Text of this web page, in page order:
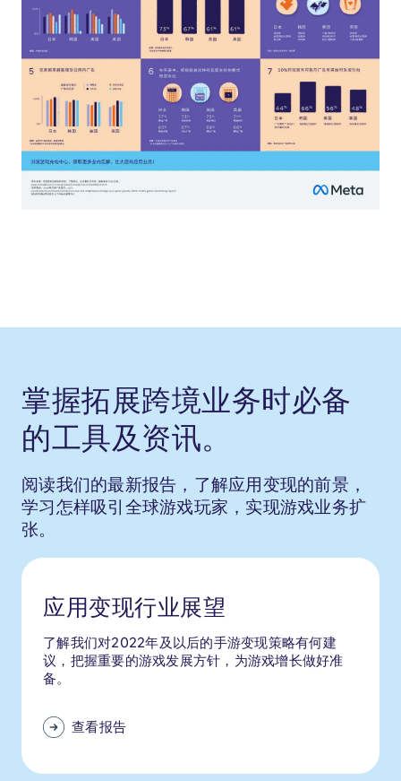
掌握拓展跨境业务时必备
的工具及资讯。
阅读我们的最新报告，了解应用变现的前景，
学习怎样吸引全球游戏玩家，实现游戏业务扩
张。
应用变现行业展望
了解我们对2022年及以后的手游变现策略有何建
议，把握重要的游戏发展方针，为游戏增长做好准
备。
查看报告